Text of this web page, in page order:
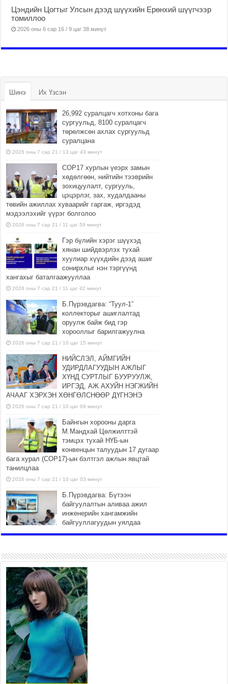
Цэндийн Цогтыг Улсын дээд шүүхийн Ерөнхий шүүгчээр
томиллоо
2026 оны 6 сар 16 / 9 цаг 38 минут
Шинэ Их Үзсэн
26,992 суралцагч хотхоны бага
сургуульд, 8100 суралцагч
төрөлжсөн ахлах сургуульд
суралцана
2026 оны 7 сар 21 / 13 цаг 43 минут
COP17 хурлын үеэрх замын
хөдөлгөөн, нийтийн тээврийн
зохицуулалт, сургууль,
цэцэрлэг, зах, худалдааны
төвийн ажиллах хуваарийг гаргаж, иргэдэд
мэдээлэхийг үүрэг болголоо
2026 оны 7 сар 21 / 11 цаг 59 минут
Гэр бүлийн хэрэг шүүхэд
хянан шийдвэрлэх тухай
хуулиар хүүхдийн дээд ашиг
сонирхлыг нэн тэргүүнд
хангахыг баталгаажууллаа
2026 оны 7 сар 21 / 11 цаг 42 минут
Б.Пүрэвдагва: “Туул-1”
коллекторыг ашиглалтад
оруулж байж бид гэр
хорооллыг барилгажуулна
2026 оны 7 сар 21 / 10 цаг 15 минут
НИЙСЛЭЛ, АЙМГИЙН
УДИРДЛАГУУДЫН АЖЛЫГ
ХҮНД СУРТЛЫГ БУУРУУЛЖ,
ИРГЭД, АЖ АХУЙН НЭГЖИЙН
АЧААГ ХЭРХЭН ХӨНГӨЛСНӨӨР ДҮГНЭНЭ
2026 оны 7 сар 21 / 10 цаг 09 минут
Байнгын хорооны дарга
М.Мандхай Цөлжилттэй
тэмцэх тухай НҮБ-ын
конвенцын талуудын 17 дугаар
бага хурал (СОР17)-ын бэлтгэл ажлын явцтай
танилцлаа
2026 оны 7 сар 21 / 10 цаг 03 минут
Б.Пүрэвдагва: Бүтээн
байгуулалтын аливаа ажил
инженерийн хангамжийн
байгууллагуудын уялдаа
холбоогүйгээс саатах ёсгүй
“Сэлбэ 20 минутын хот”
төслийн анхны 12 давхар
барилгын үндсэн карказ,
цутгалтын ажил дууслаа
2026 оны 7 сар 20 / 17 цаг 17 минут
Мопед, скүүтер, тэдгээртэй
адилтгах үзүүлэлт бүхий
тээврийн хэрэгсэлтэй
холбоотой нийслэлийн засаг
дарга захирамж гаргалаа
2026 оны 7 сар 20 / 17 цаг 11 минут
Төв цэвэрлэх байгууламжид хоногт дунджаар 3